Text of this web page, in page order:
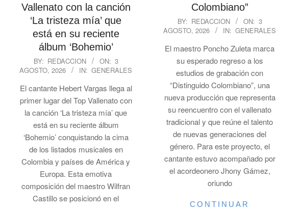
Vallenato con la canción
‘La tristeza mía’ que
está en su reciente
álbum ‘Bohemio’
2026-
08-
03
BY: REDACCION ON: 3
AGOSTO, 2026
IN: GENERALES
El cantante Hebert Vargas llega al
primer lugar del Top Vallenato con
la canción ‘La tristeza mía’ que
está en su reciente álbum
‘Bohemio’ conquistando la cima
de los listados musicales en
Colombia y países de América y
Europa. Esta emotiva
composición del maestro Wilfran
Castillo se posicionó en el
Colombiano”
2026-
08-
03
BY: REDACCION ON: 3
AGOSTO, 2026
IN: GENERALES
El maestro Poncho Zuleta marca
su esperado regreso a los
estudios de grabación con
“Distinguido Colombiano”, una
nueva producción que representa
su reencuentro con el vallenato
tradicional y que reúne el talento
de nuevas generaciones del
género. Para este proyecto, el
cantante estuvo acompañado por
el acordeonero Jhony Gámez,
oriundo
CONTINUAR